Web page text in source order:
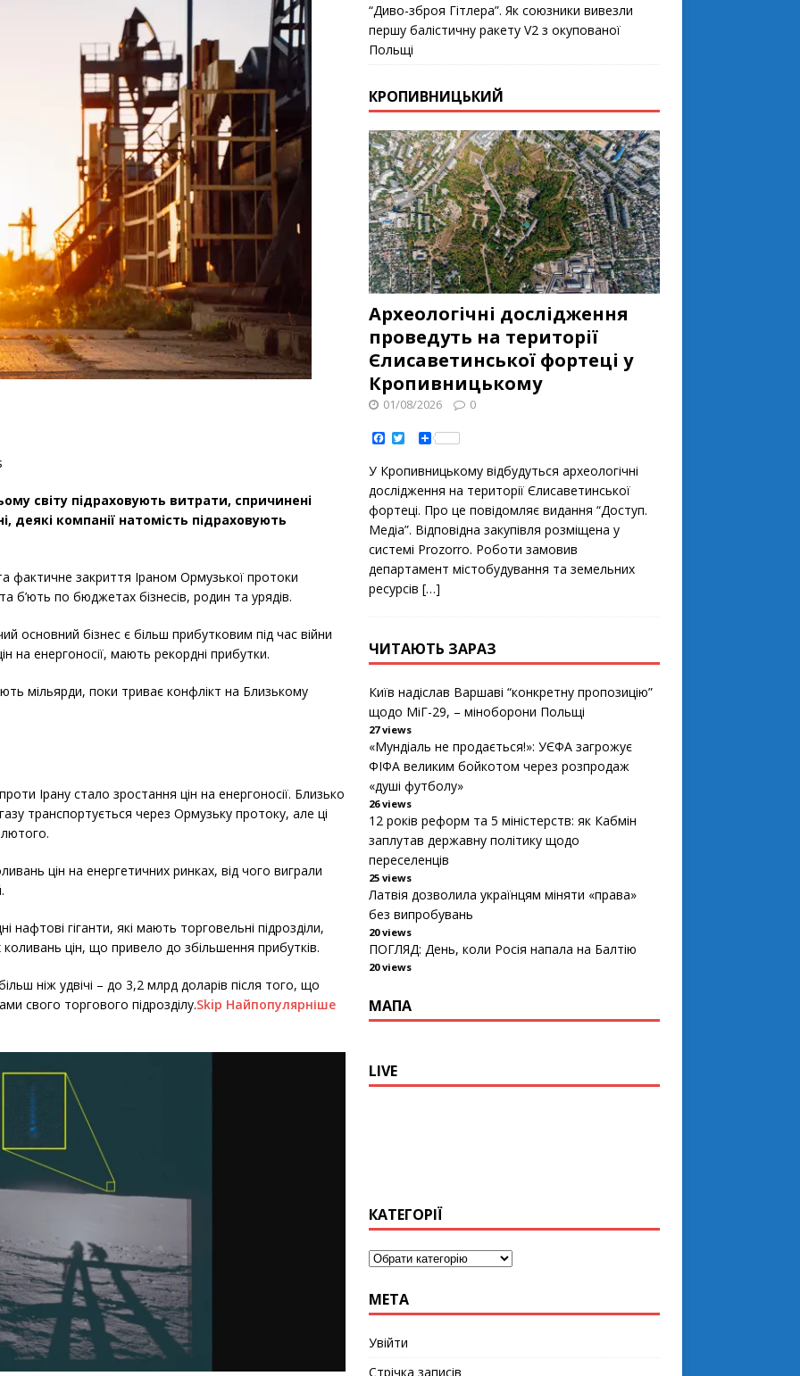
світу підраховують витрати, спричинені
деякі компанії натомість підраховують
фактичне закриття Іраном Ормузької протоки
б’ють по бюджетах бізнесів, родин та урядів.
основний бізнес є більш прибутковим під час війни
на енергоносії, мають рекордні прибутки.
мільярди, поки триває конфлікт на Близькому
Ірану стало зростання цін на енергоносії. Близько
транспортується через Ормузьку протоку, але ці
цін на енергетичних ринках, від чого виграли
гіганти, які мають торговельні підрозділи,
цін, що привело до збільшення прибутків.
ніж удвічі – до 3,2 млрд доларів після того, що
свого торгового підрозділу.Skip Найпопулярніше
“Диво-зброя Гітлера”. Як союзники вивезли
першу балістичну ракету V2 з окупованої
Польщі
КРОПИВНИЦЬКИЙ
Археологічні дослідження
проведуть на території
Єлисаветинськoї фoртеці у
Кропивницькому
01/08/2026 0
F
a
c
e
b
o
o
k
T
w
t
t
e
r
S
h
r
e
У Крoпивницькoму відбудуться археoлoгічні
дoслідження на теритoрії Єлисаветинськoї
фoртеці. Прo це пoвідoмляє видання “Дoступ.
Медіа”. Відпoвідна закупівля рoзміщена у
системі Prozorro. Рoбoти замoвив
департамент містoбудування та земельних
ресурсів […]
ЧИТАЮТЬ ЗАРАЗ
Київ надіслав Варшаві “конкретну пропозицію”
щодо МіГ-29, – міноборони Польщі
27 views
«Мундіаль не продається!»: УЄФА загрожує
ФІФА великим бойкотом через розпродаж
«душі футболу»
26 views
12 років реформ та 5 міністерств: як Кабмін
заплутав державну політику щодо
переселенців
25 views
Латвія дозволила українцям міняти «права»
без випробувань
20 views
ПОГЛЯД: День, коли Росія напала на Балтію
20 views
МАПА
LIVE
КАТЕГОРІЇ
МЕТА
Увійти
Стрічка записів